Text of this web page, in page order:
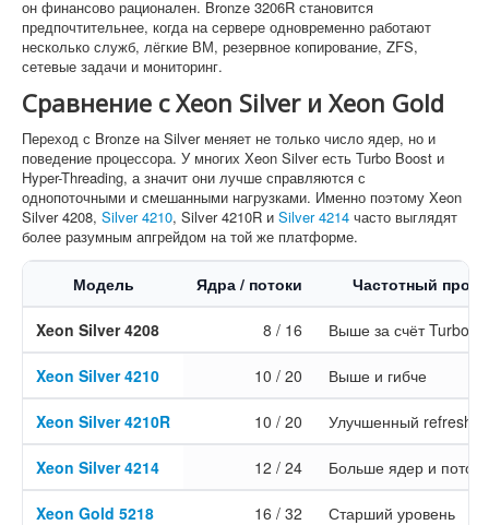
он финансово рационален. Bronze 3206R становится
предпочтительнее, когда на сервере одновременно работают
несколько служб, лёгкие ВМ, резервное копирование, ZFS,
сетевые задачи и мониторинг.
Сравнение с Xeon Silver и Xeon Gold
Переход с Bronze на Silver меняет не только число ядер, но и
поведение процессора. У многих Xeon Silver есть Turbo Boost и
Hyper-Threading, а значит они лучше справляются с
однопоточными и смешанными нагрузками. Именно поэтому Xeon
Silver 4208, Silver 4210, Silver 4210R и Silver 4214 часто выглядят
более разумным апгрейдом на той же платформе.
Модель Ядра / потоки Частотный
Xeon Silver 4208 8 / 16 Выше за счёт Turbo
Xeon Silver 4210 10 / 20 Выше и гибче
Xeon Silver 4210R 10 / 20 Улучшенный refresh-
Xeon Silver 4214 12 / 24 Больше ядер и
Xeon Gold 5218 16 / 32 Старший уровень